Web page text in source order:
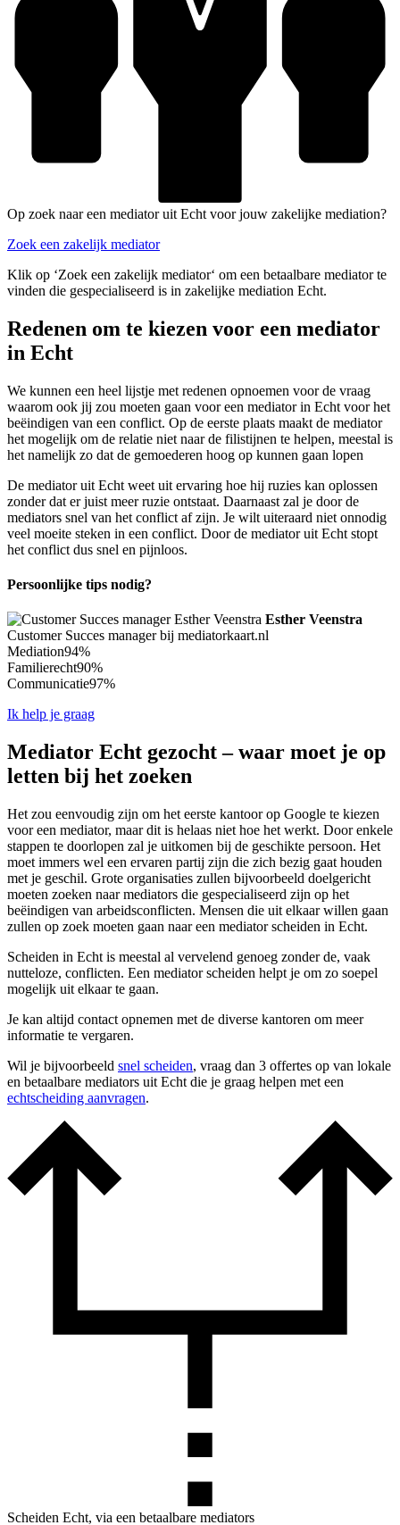
Op zoek naar een mediator uit Echt voor jouw zakelijke mediation?
Zoek een zakelijk mediator
Klik op ‘Zoek een zakelijk mediator‘ om een betaalbare mediator te
vinden die gespecialiseerd is in zakelijke mediation Echt.
Redenen om te kiezen voor een mediator
in Echt
We kunnen een heel lijstje met redenen opnoemen voor de vraag
waarom ook jij zou moeten gaan voor een mediator in Echt voor het
beëindigen van een conflict. Op de eerste plaats maakt de mediator
het mogelijk om de relatie niet naar de filistijnen te helpen, meestal is
het namelijk zo dat de gemoederen hoog op kunnen gaan lopen
De mediator uit Echt weet uit ervaring hoe hij ruzies kan oplossen
zonder dat er juist meer ruzie ontstaat. Daarnaast zal je door de
mediators snel van het conflict af zijn. Je wilt uiteraard niet onnodig
veel moeite steken in een conflict. Door de mediator uit Echt stopt
het conflict dus snel en pijnloos.
Persoonlijke tips nodig?
Esther Veenstra
Customer Succes manager bij mediatorkaart.nl
Mediation94%
Familierecht90%
Communicatie97%
Ik help je graag
Mediator Echt gezocht – waar moet je op
letten bij het zoeken
Het zou eenvoudig zijn om het eerste kantoor op Google te kiezen
voor een mediator, maar dit is helaas niet hoe het werkt. Door enkele
stappen te doorlopen zal je uitkomen bij de geschikte persoon. Het
moet immers wel een ervaren partij zijn die zich bezig gaat houden
met je geschil. Grote organisaties zullen bijvoorbeeld doelgericht
moeten zoeken naar mediators die gespecialiseerd zijn op het
beëindigen van arbeidsconflicten. Mensen die uit elkaar willen gaan
zullen op zoek moeten gaan naar een mediator scheiden in Echt.
Scheiden in Echt is meestal al vervelend genoeg zonder de, vaak
nutteloze, conflicten. Een mediator scheiden helpt je om zo soepel
mogelijk uit elkaar te gaan.
Je kan altijd contact opnemen met de diverse kantoren om meer
informatie te vergaren.
Wil je bijvoorbeeld snel scheiden, vraag dan 3 offertes op van lokale
en betaalbare mediators uit Echt die je graag helpen met een
echtscheiding aanvragen.
Scheiden Echt, via een betaalbare mediators